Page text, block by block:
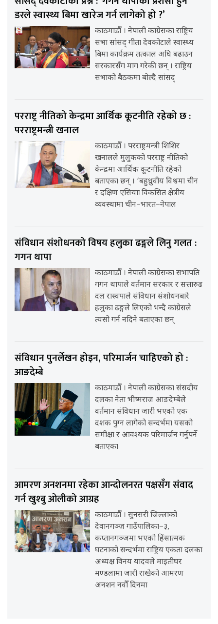
डरले स्वास्थ्य बिमा खारेज गर्न लागेको हो ?’
काठमाडौँ । नेपाली कांग्रेसका राष्ट्रिय
सभा सांसद् गीता देवकोटाले स्वास्थ्य
बिमा कार्यक्रम तत्काल अघि बढाउन
सरकारसँग माग गरेकी छन् । राष्ट्रिय
सभाको बैठकमा बोल्दै सांसद्
परराष्ट्र नीतिको केन्द्रमा आर्थिक कूटनीति रहेको छ :
परराष्ट्रमन्त्री खनाल
काठमाडौँ । परराष्ट्रमन्त्री शिशिर
खनालले मुलुकको परराष्ट्र नीतिको
केन्द्रमा आर्थिक कूटनीति रहेको
बताएका छन् । ‘बहुध्रुवीय विश्वमा चीन
र दक्षिण एसियाः विकसित क्षेत्रीय
व्यवस्थामा चीन–भारत–नेपाल
संविधान संशोधनको विषय हलुका ढङ्गले लिनु गलत :
गगन थापा
काठमाडौँ । नेपाली कांग्रेसका सभापति
गगन थापाले वर्तमान सरकार र सत्तारुढ
दल रास्वपाले संविधान संशोधनबारे
हलुका ढङ्गले लिएको भन्दै कांग्रेसले
त्यसो गर्न नदिने बताएका छन्
संविधान पुनर्लेखन होइन, परिमार्जन चाहिएको हो :
आङदेम्बे
काठमाडौँ । नेपाली कांग्रेसका संसदीय
दलका नेता भीष्मराज आङदेम्बेले
वर्तमान संविधान जारी भएको एक
दशक पुग्न लागेको सन्दर्भमा यसको
समीक्षा र आवश्यक परिमार्जन गर्नुपर्ने
बताएका
आमरण अनशनमा रहेका आन्दोलनरत पक्षसँग संवाद
गर्न खुश्बु ओलीको आग्रह
काठमाडौँ । सुनसरी जिल्लाको
देवानगञ्ज गाउँपालिका–३,
कप्तानगञ्जमा भएको हिंसात्मक
घटनाको सन्दर्भमा राष्ट्रिय एकता दलका
अध्यक्ष विनय यादवले माइतीघर
मण्डलामा जारी राखेको आमरण
अनशन नवौँ दिनमा